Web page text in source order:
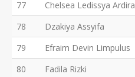
77
Chelsea Ledissya Ardira
78
Dzakiya Assyifa
79
Efraim Devin Limpulus
80
Fadila Rizki